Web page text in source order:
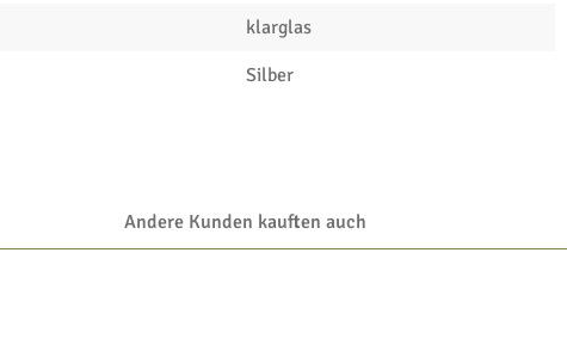
klarglas
Silber
Andere Kunden kauften auch